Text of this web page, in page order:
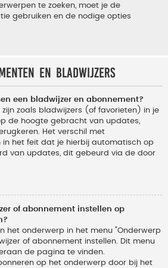
te zoeken, moet je de
gebruiken en de nodige opties
en bladwijzers
een bladwijzer en abonnement?
zijn zoals bladwijzers (of favorieten) in je
de hoogte gebracht van updates,
Het verschil met
het feit dat je hierbij automatisch op
van updates, dit gebeurd via de door
of abonnement instellen op
het onderwerp in het menu “Onderwerp
of abonnement instellen. Dit menu
de pagina te vinden.
op het onderwerp door bij het